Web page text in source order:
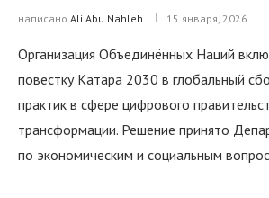
написано Ali Abu Nahleh 15 января, 2026
Организация Объединённых Наций
повестку Катара 2030 в глобальный
практик в сфере цифрового
трансформации. Решение принято
по экономическим и социальным